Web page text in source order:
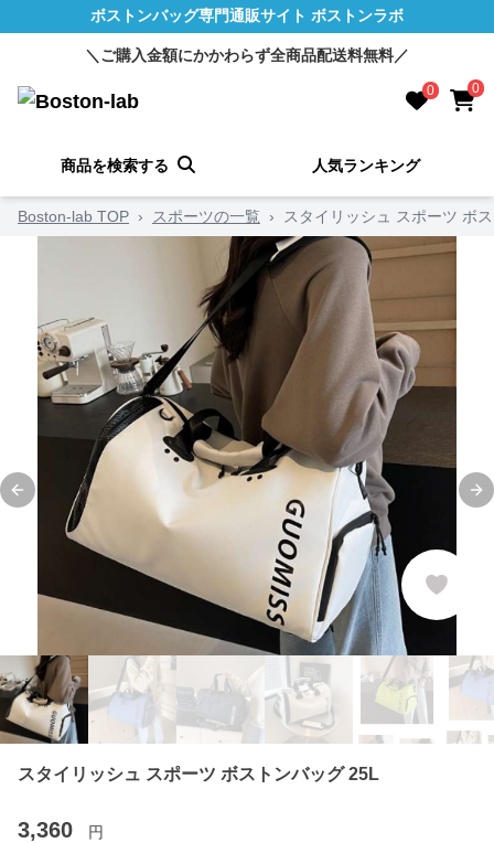
ボストンバッグ専門通販サイト ボストンラボ
＼ご購入金額にかかわらず全商品配送料無料／
0 0
商品を検索する 人気ランキング
Boston-lab TOP › スポーツの一覧 › スタイリッシュ スポーツ ボ
Previous slide
スタイリッシュ スポーツ ボストンバッグ 25L
3,360 円